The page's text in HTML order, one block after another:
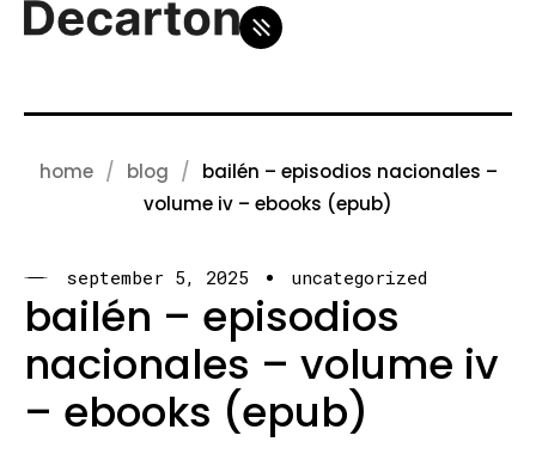
home blog
bailén – episodios nacionales –
volume iv – ebooks (epub)
september 5, 2025 uncategorized
bailén – episodios
nacionales – volume iv
– ebooks (epub)